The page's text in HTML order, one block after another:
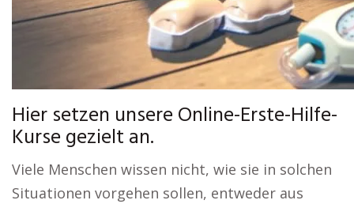
Hier setzen unsere Online-Erste-Hilfe-
Kurse gezielt an.
Viele Menschen wissen nicht, wie sie in solchen
Situationen vorgehen sollen, entweder aus